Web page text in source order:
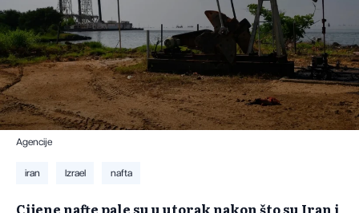
Agencije
iran Izrael nafta